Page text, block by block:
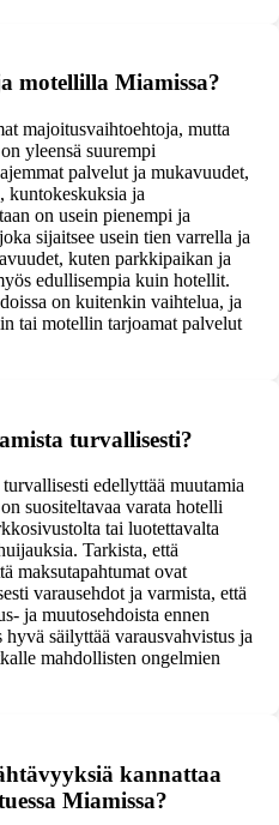
motellilla Miamissa?
majoitusvaihtoehtoja, mutta
yleensä suurempi
palvelut ja mukavuudet,
kuntokeskuksia ja
on usein pienempi ja
sijaitsee usein tien varrella ja
kuten parkkipaikan ja
edullisempia kuin hotellit.
on kuitenkin vaihtelua, ja
tai motellin tarjoamat palvelut
turvallisesti?
edellyttää muutamia
suositeltavaa varata hotelli
tai luotettavalta
Tarkista, että
maksutapahtumat ovat
varausehdot ja varmista, että
ja muutosehdoista ennen
säilyttää varausvahvistus ja
mahdollisten ongelmien
kannattaa
Miamissa?